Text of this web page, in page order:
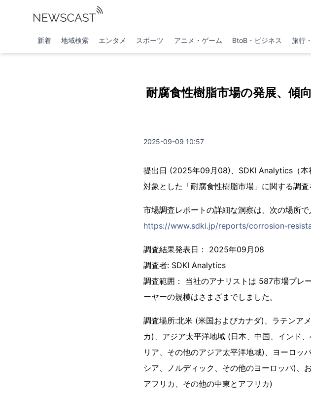
新着 地域検索 エンタメ スポーツ アニメ・ゲーム BtoB・ビジネス 旅行
耐腐食性樹脂市場の発展、傾
2025-09-09 10:57
提出日 (2025年09月08)、SDKI Analytics（
対象とした「耐腐食性樹脂市場」に関する調査
市場調査レポートの詳細な洞察は、次の場所で
https://www.sdki.jp/reports/corrosion-
調査結果発表日： 2025年09月08
調査者: SDKI Analytics
調査範囲： 当社のアナリストは 587市場プレ
ーヤーの規模はさまざまでしました。
調査場所:北米 (米国およびカナダ)、ラテンア
カ)、アジア太平洋地域 (日本、中国、インド
リア、その他のアジア太平洋地域)、ヨーロッ
シア、ノルディック、その他のヨーロッパ)、
アフリカ、その他の中東とアフリカ)